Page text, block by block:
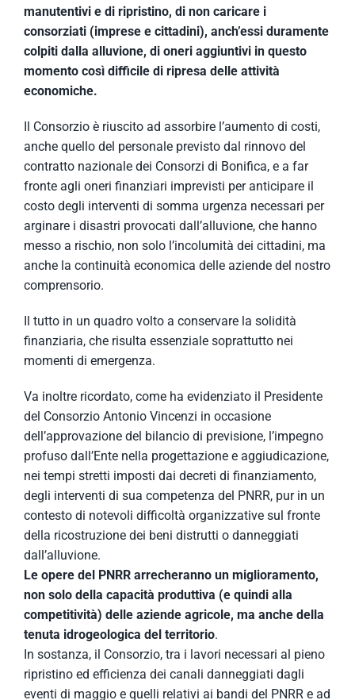
manutentivi e di ripristino, di non caricare i
consorziati (imprese e cittadini), anch’essi duramente
colpiti dalla alluvione, di oneri aggiuntivi in questo
momento così difficile di ripresa delle attività
economiche.
Il Consorzio è riuscito ad assorbire l’aumento di costi,
anche quello del personale previsto dal rinnovo del
contratto nazionale dei Consorzi di Bonifica, e a far
fronte agli oneri finanziari imprevisti per anticipare il
costo degli interventi di somma urgenza necessari per
arginare i disastri provocati dall’alluvione, che hanno
messo a rischio, non solo l’incolumità dei cittadini, ma
anche la continuità economica delle aziende del nostro
comprensorio.
Il tutto in un quadro volto a conservare la solidità
finanziaria, che risulta essenziale soprattutto nei
momenti di emergenza.
Va inoltre ricordato, come ha evidenziato il Presidente
del Consorzio Antonio Vincenzi in occasione
dell’approvazione del bilancio di previsione, l’impegno
profuso dall’Ente nella progettazione e aggiudicazione,
nei tempi stretti imposti dai decreti di finanziamento,
degli interventi di sua competenza del PNRR, pur in un
contesto di notevoli difficoltà organizzative sul fronte
della ricostruzione dei beni distrutti o danneggiati
dall’alluvione.
Le opere del PNRR arrecheranno un miglioramento,
non solo della capacità produttiva (e quindi alla
competitività) delle aziende agricole, ma anche della
tenuta idrogeologica del territorio.
In sostanza, il Consorzio, tra i lavori necessari al pieno
ripristino ed efficienza dei canali danneggiati dagli
eventi di maggio e quelli relativi ai bandi del PNRR e ad